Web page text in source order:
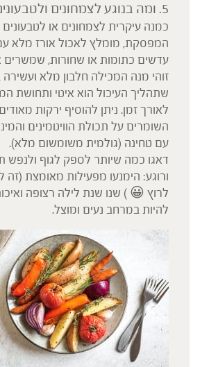
5. ומה בנוגע לצמחונים ולטבעונים?
כמנה עיקרית לצמחונים או
המפסקת, מומלץ לאכול אורז מלא
עדשים כתומות או שחורות,
זוהי מנה המכילה חלבון מלא
שתהליך העיכול הוא איטי ותחושת
לאורך זמן. ניתן להוסיף ירקות
השומרים על תכולת הוויטמינים
עם טחינה (גולמית משומשום מלא).
דאגו כמה שיותר לספק לגוף ולנפש
ורוגע: הימנעו מפעילות מאומצת
לרוץ 😀 ) שנו שנת לילה רצופה
להיות במרחב נעים ומוצל.